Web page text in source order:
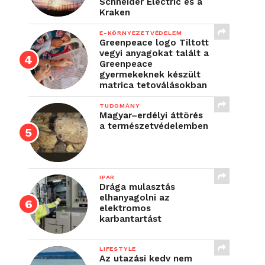
Kraken
E-KÖRNYEZETVÉDELEM
Greenpeace logo Tiltott
vegyi anyagokat talált a
Greenpeace
gyermekeknek készült
matrica tetoválásokban
TUDOMÁNY
Magyar–erdélyi áttörés
a természetvédelemben
IPAR
Drága mulasztás
elhanyagolni az
elektromos
karbantartást
LIFESTYLE
Az utazási kedv nem